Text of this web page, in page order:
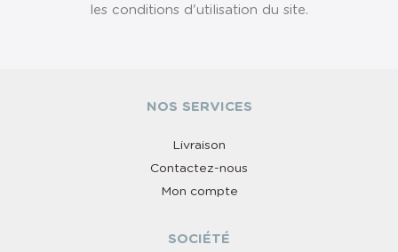
les conditions d'utilisation du site.
NOS SERVICES
Livraison
Contactez-nous
Mon compte
SOCIÉTÉ